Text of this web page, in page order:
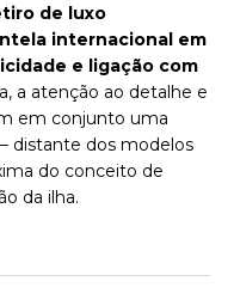
de luxo
internacional em
e ligação com
a atenção ao detalhe e
em conjunto uma
distante dos modelos
do conceito de
da ilha.